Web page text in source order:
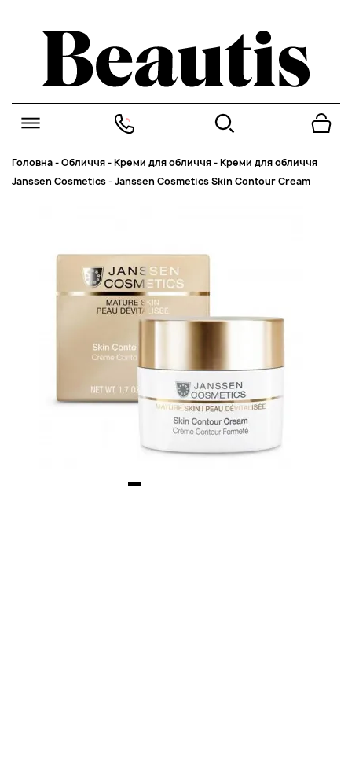
Головна-Обличчя-Креми для обличчя-Креми для обличчя
Janssen Cosmetics-Janssen Cosmetics Skin Contour Cream